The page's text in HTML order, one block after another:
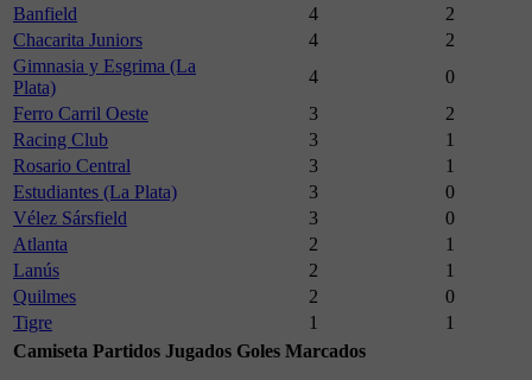
Banfield
4
2
Chacarita Juniors
4
2
Gimnasia y Esgrima (La
Plata)
4
0
Ferro Carril Oeste
3
2
Racing Club
3
1
Rosario Central
3
1
Estudiantes (La Plata)
3
0
Vélez Sársfield
3
0
Atlanta
2
1
Lanús
2
1
Quilmes
2
0
Tigre
1
1
Camiseta Partidos Jugados Goles Marcados